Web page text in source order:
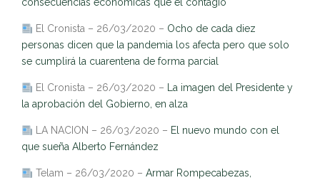
consecuencias económicas que el contagio
El Cronista – 26/03/2020 – Ocho de cada diez
personas dicen que la pandemia los afecta pero que solo
se cumplirá la cuarentena de forma parcial
El Cronista – 26/03/2020 – La imagen del Presidente y
la aprobación del Gobierno, en alza
LA NACION – 26/03/2020 – El nuevo mundo con el
que sueña Alberto Fernández
Telam – 26/03/2020 – Armar Rompecabezas,